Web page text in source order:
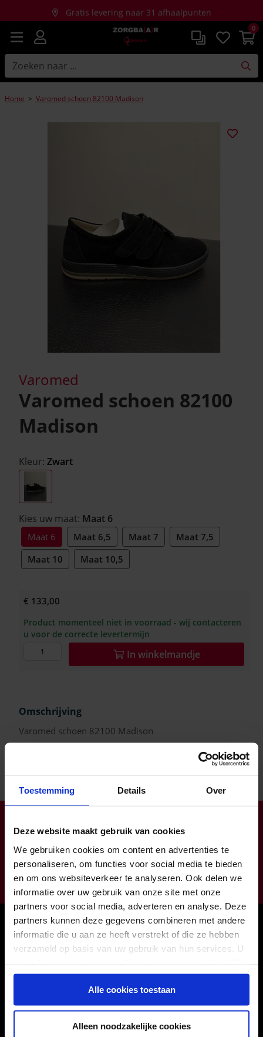
Toestemming Details Over
Deze website maakt gebruik van cookies
We gebruiken cookies om content en advertenties te
personaliseren, om functies voor social media te bieden
en om ons websiteverkeer te analyseren. Ook delen we
informatie over uw gebruik van onze site met onze
partners voor social media, adverteren en analyse. Deze
partners kunnen deze gegevens combineren met andere
informatie die u aan ze heeft verstrekt of die ze hebben
verzameld op basis van uw gebruik van hun services. U
gebruiken.
Alle cookies toestaan
Alleen noodzakelijke cookies
0
Gratis levering naar 31 afhaalpunten
Gratis thuislevering bij aankopen vanaf €150
Home > Varomed schoen 82100 Madison
Varomed
Varomed schoen 82100
Madison
Kleur: Zwart
Kies uw maat: Maat 6
Maat 6 Maat 6,5 Maat 7
Maat 7,5
Maat 10
Maat 10,5
€ 133,00
Product momenteel niet in voorraad - wij contacteren
u voor de correcte levertermijn
In winkelmandje
Omschrijving
Varomed schoen 82100 Madison
12:00)
info@zorgbaar.be
Genkersteenweg 171, 3500 Hasselt
011224422
Onze winkels
Hasselt
Maasmechelen
31 afhaalpunten
Inloggen als agent